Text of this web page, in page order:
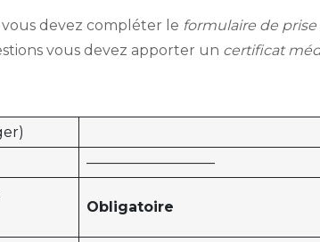
devez compléter le formulaire de
vous devez apporter un certificat
—————————
Obligatoire